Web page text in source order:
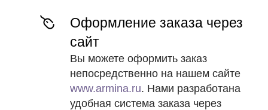
Оформление заказа через
сайт
Вы можете оформить заказ
непосредственно на нашем сайте
www.armina.ru. Нами разработана
удобная система заказа через